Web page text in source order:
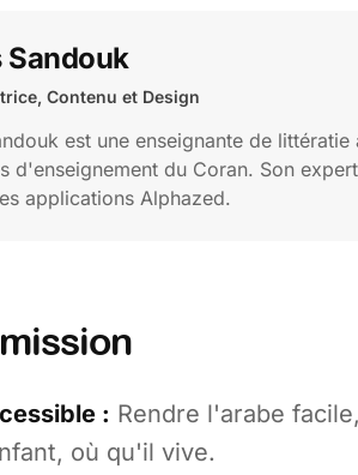
Sandouk
Contenu et Design
est une enseignante de
d'enseignement du Coran. Son
applications Alphazed.
: Rendre l'arabe
où qu'il vive.